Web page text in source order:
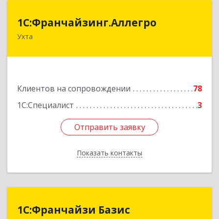
1С:Франчайзинг.Аллегро
Ухта
Клиентов на сопровождении
78
1С:Специалист
3
Отправить заявку
Показать контакты
1С:Франчайзинг.Аллегро
169304, Коми Респ, Ухта г, Чернова ул, дом №
Отправить заявку
Назад
1С:Франчайзи Базис